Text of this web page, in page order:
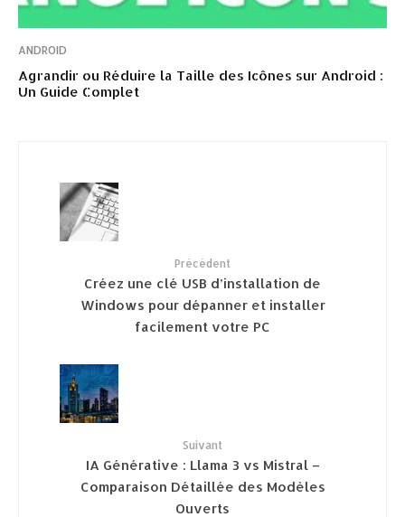
ANDROID
Agrandir ou Réduire la Taille des Icônes sur Android :
Un Guide Complet
Précédent
Créez une clé USB d’installation de
Windows pour dépanner et installer
facilement votre PC
Suivant
IA Générative : Llama 3 vs Mistral –
Comparaison Détaillée des Modèles
Ouverts